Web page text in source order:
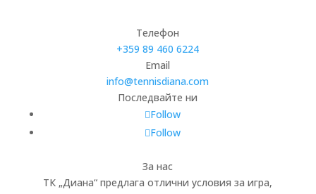
Телефон
+359 89 460 6224­
Email
info@tennisdiana.com
Последвайте ни
Follow
Follow
За нас
ТК „Диана“ предлага отлични условия за игра,